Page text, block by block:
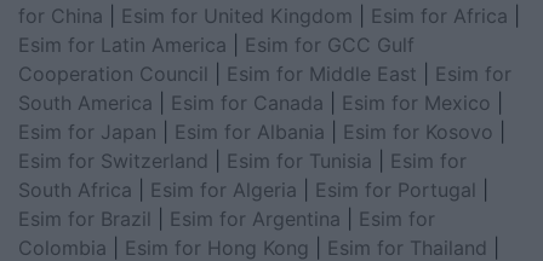
for China
Esim for United Kingdom Esim for Africa
Esim for Latin America
Esim for GCC Gulf
Cooperation Council
Esim for Middle East
Esim for
South America
Esim for Canada Esim for Mexico
Esim for Japan
Esim for Albania Esim for Kosovo
Esim for Switzerland
Esim for Tunisia
Esim for
South Africa
Esim for Algeria Esim for Portugal
Esim for Brazil
Esim for Argentina
Esim for
Colombia
Esim for Hong Kong Esim for Thailand